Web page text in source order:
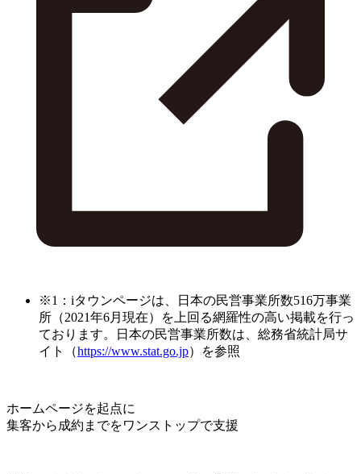
※1：iタウンページは、日本の民営事業所数516万事業
所（2021年6月現在）を上回る網羅性の高い掲載を行っ
ております。日本の民営事業所数は、総務省統計局サ
イト（https://www.stat.go.jp）を参照
ホームページを起点に
集客から成約までをワンストップで支援